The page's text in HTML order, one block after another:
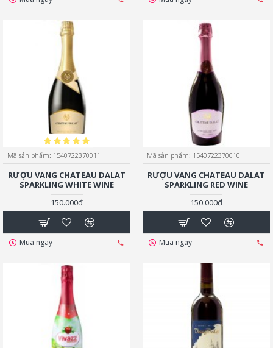
Mã sản phẩm: 1540722370011
RƯỢU VANG CHATEAU DALAT
SPARKLING WHITE WINE
150.000đ
Mua ngay
Mã sản phẩm: 1540722370010
RƯỢU VANG CHATEAU DALAT
SPARKLING RED WINE
150.000đ
Mua ngay